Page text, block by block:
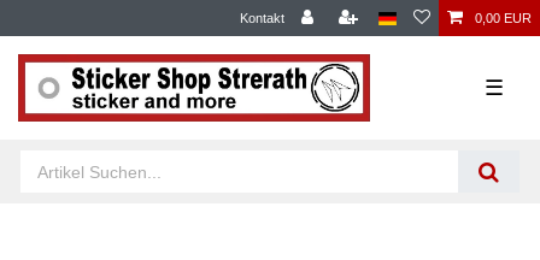
Kontakt 0,00 EUR
☰